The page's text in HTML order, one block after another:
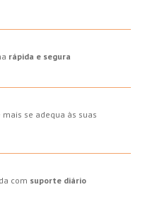
rápida e segura
se adequa às suas
com suporte diário